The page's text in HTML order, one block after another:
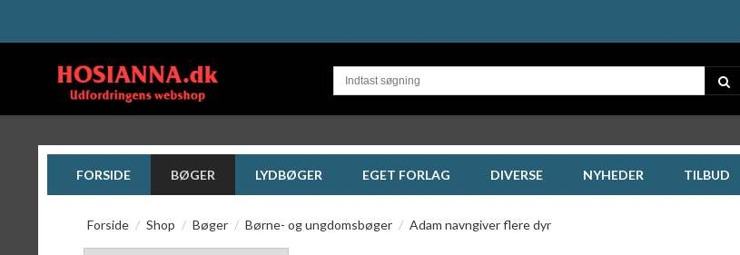
FORSIDE BØGER LYDBØGER EGET FORLAG DIVERSE NYHEDER TILBUD
Forside / Shop / Bøger / Børne- og ungdomsbøger / Adam navngiver flere dyr